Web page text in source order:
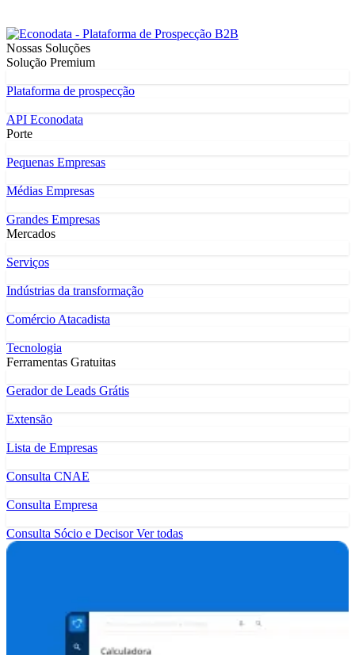
Nossas Soluções
Solução Premium
Plataforma de prospecção
API Econodata
Porte
Pequenas Empresas
Médias Empresas
Grandes Empresas
Mercados
Serviços
Indústrias da transformação
Comércio Atacadista
Tecnologia
Ferramentas Gratuitas
Gerador de Leads Grátis
Extensão
Lista de Empresas
Consulta CNAE
Consulta Empresa
Consulta Sócio e DecisorVer todas